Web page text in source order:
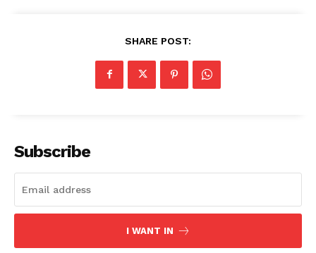
SHARE POST:
Subscribe
I WANT IN